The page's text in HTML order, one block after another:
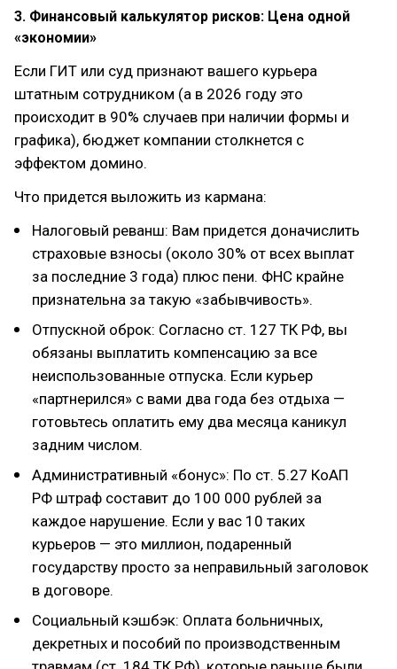
3. Финансовый калькулятор рисков: Цена одной
«экономии»
Если ГИТ или суд признают вашего курьера
штатным сотрудником (а в 2026 году это
происходит в 90% случаев при наличии формы и
графика), бюджет компании столкнется с
эффектом домино.
Что придется выложить из кармана:
Налоговый реванш: Вам придется доначислить
страховые взносы (около 30% от всех выплат
за последние 3 года) плюс пени. ФНС крайне
признательна за такую «забывчивость».
Отпускной оброк: Согласно ст. 127 ТК РФ, вы
обязаны выплатить компенсацию за все
неиспользованные отпуска. Если курьер
«партнерился» с вами два года без отдыха —
готовьтесь оплатить ему два месяца каникул
задним числом.
Административный «бонус»: По ст. 5.27 КоАП
РФ штраф составит до 100 000 рублей за
каждое нарушение. Если у вас 10 таких
курьеров — это миллион, подаренный
государству просто за неправильный заголовок
в договоре.
Социальный кэшбэк: Оплата больничных,
декретных и пособий по производственным